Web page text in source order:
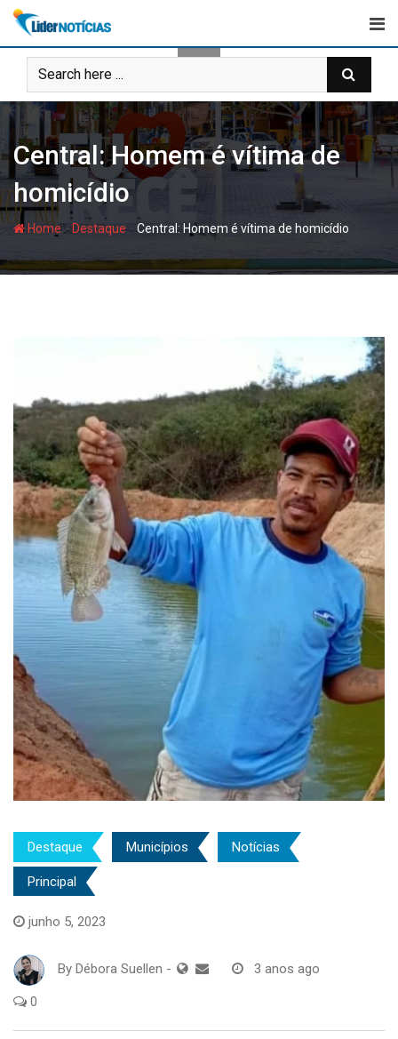
Skip
content
Central: Homem é vítima de
homicídio
Home- Destaque -Central: Homem é vítima de homicídio
Destaque Municípios Notícias
Principal
junho 5, 2023
By Débora Suellen - 3 anos ago
0